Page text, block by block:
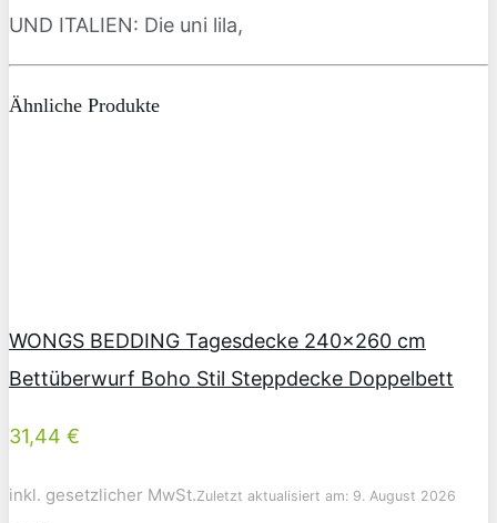
UND ITALIEN: Die uni lila,
Ähnliche Produkte
WONGS BEDDING Tagesdecke 240×260 cm
Bettüberwurf Boho Stil Steppdecke Doppelbett
31,44 €
inkl. gesetzlicher MwSt.Zuletzt aktualisiert am: 9. August 2026